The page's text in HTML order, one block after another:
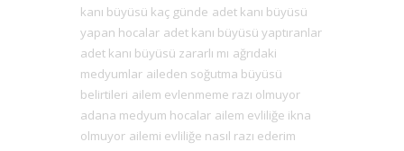
kanı büyüsü kaç günde adet kanı büyüsü
yapan hocalar adet kanı büyüsü yaptıranlar
adet kanı büyüsü zararlı mı ağrıdaki
medyumlar aileden soğutma büyüsü
belirtileri ailem evlenmeme razı olmuyor
adana medyum hocalar ailem evliliğe ikna
olmuyor ailemi evliliğe nasıl razı ederim